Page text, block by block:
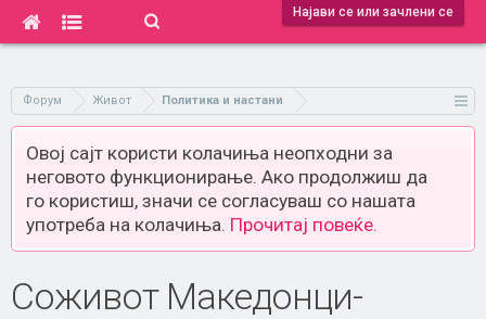
Најави се или зачлени се
Форум Живот Политика и настани
Овој сајт користи колачиња неопходни за
неговото функционирање. Ако продолжиш да
го користиш, значи се согласуваш со нашата
употреба на колачиња. Прочитај повеќе.
Соживот Македонци-